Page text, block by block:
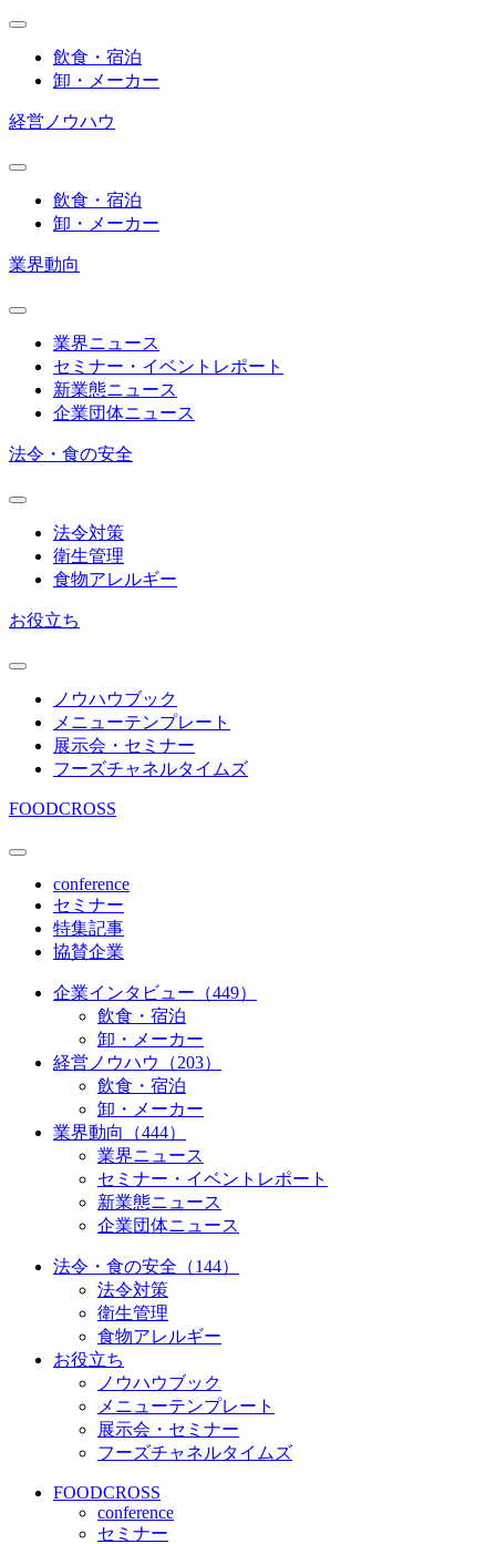
飲食・宿泊
卸・メーカー
経営ノウハウ
飲食・宿泊
卸・メーカー
業界動向
業界ニュース
セミナー・イベントレポート
新業態ニュース
企業団体ニュース
法令・食の安全
法令対策
衛生管理
食物アレルギー
お役立ち
ノウハウブック
メニューテンプレート
展示会・セミナー
フーズチャネルタイムズ
FOODCROSS
conference
セミナー
特集記事
協賛企業
企業インタビュー（449）
飲食・宿泊
卸・メーカー
経営ノウハウ（203）
飲食・宿泊
卸・メーカー
業界動向（444）
業界ニュース
セミナー・イベントレポート
新業態ニュース
企業団体ニュース
法令・食の安全（144）
法令対策
衛生管理
食物アレルギー
お役立ち
ノウハウブック
メニューテンプレート
展示会・セミナー
フーズチャネルタイムズ
FOODCROSS
conference
セミナー